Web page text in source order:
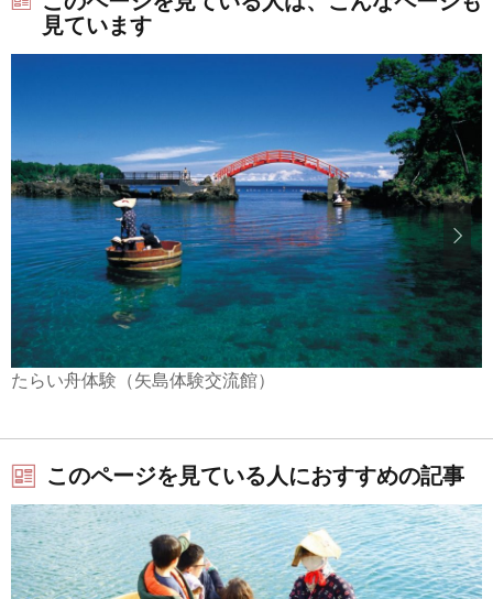
見ています
たらい舟体験（矢島体験交流館）
このページを見ている人におすすめの記事